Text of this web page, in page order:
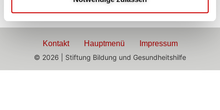
Kontakt Hauptmenü
Impressum
© 2026 | Stiftung Bildung und Gesundheitshilfe